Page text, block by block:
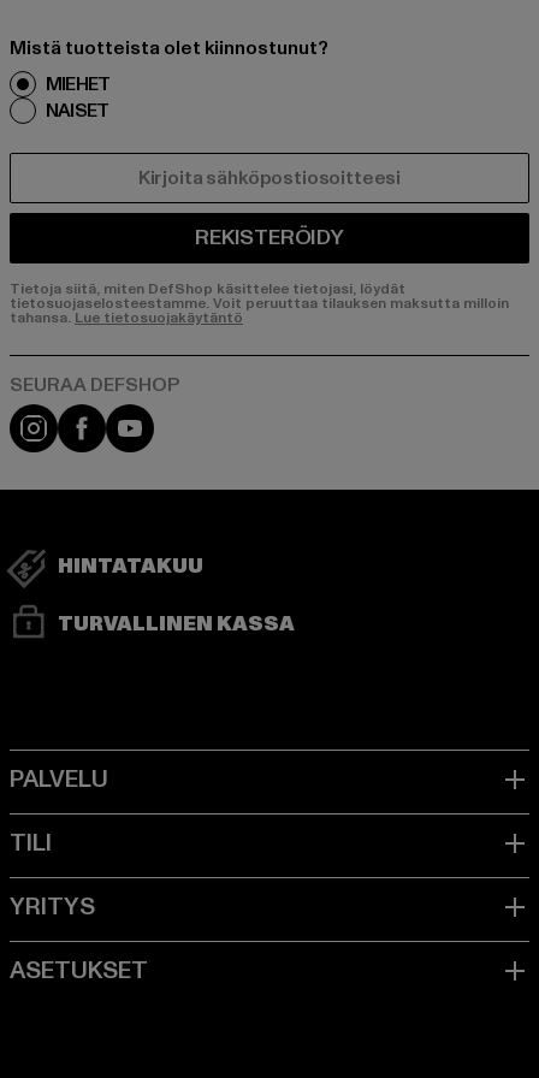
Mistä tuotteista olet kiinnostunut?
MIEHET
NAISET
REKISTERÖIDY
Tietoja siitä, miten DefShop käsittelee tietojasi, löydät
tietosuojaselosteestamme. Voit peruuttaa tilauksen maksutta milloin
tahansa.Lue tietosuojakäytäntö
Visit our Instagram page:
Visit our Facebook page:
Visit our YouTube channel:
HINTATAKUU
TURVALLINEN KASSA